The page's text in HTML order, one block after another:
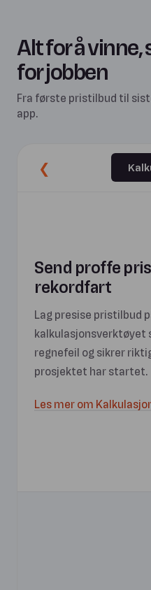
Alt for å
for jobben
Fra første pristilbud til
app.
❮
Send proffe
rekordfart
Lag presise pristilbud
kalkulasjonsverktøyet
regnefeil og sikrer
prosjektet har startet.
Les mer om